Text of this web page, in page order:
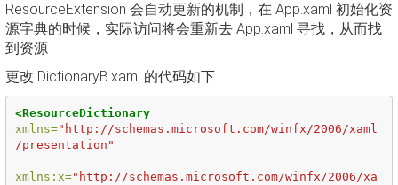
ResourceExtension 会自动更新的机制，在 App.xaml 初始化资
源字典的时候，实际访问将会重新去 App.xaml 寻找，从而找
到资源
更改 DictionaryB.xaml 的代码如下
<ResourceDictionary
xmlns="http://schemas.microsoft.com/winfx/2006/xaml
/presentation"
xmlns:x="http://schemas.microsoft.com/winfx/2006/xa